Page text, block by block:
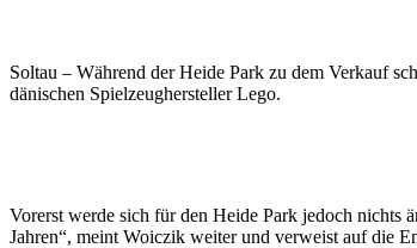
Soltau – Während der Heide Park zu dem Verkauf
dänischen Spielzeughersteller Lego.
Vorerst werde sich für den Heide Park jedoch nichts
Jahren“, meint Woiczik weiter und verweist auf die